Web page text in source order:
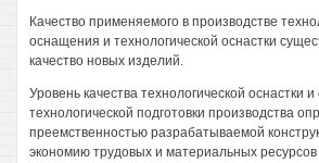
Качество применяемого в производстве
оснащения и технологической оснастки
качество новых изделий.
Уровень качества технологической оснастки и
технологической подготовки производства
преемственностью разрабатываемой
экономию трудовых и материальных